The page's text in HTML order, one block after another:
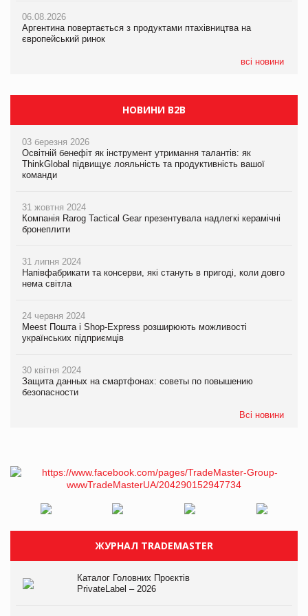
06.08.2026
Аргентина повертається з продуктами птахівництва на
європейський ринок
всі новини
Смачне поповнення дитячого меню: у VARUS з’явилися
новинки від ТМ ТОКЕРИ
06.08.2026
Аргентина повертається з продуктами птахівництва на
європейський ринок
НОВИНИ B2B
03 березня 2026
Освітній бенефіт як інструмент утримання талантів: як
ThinkGlobal підвищує лояльність та продуктивність вашої
команди
31 жовтня 2024
Компанія Rarog Tactical Gear презентувала надлегкі керамічні
бронеплити
31 липня 2024
Напівфабрикати та консерви, які стануть в пригоді, коли довго
нема світла
24 червня 2024
Meest Пошта і Shop-Express розширюють можливості
українських підприємців
30 квітня 2024
Защита данных на смартфонах: советы по повышению
безопасности
Всі новини
ЖУРНАЛ TRADEMASTER
Каталог Головних Проєктів
PrivateLabel – 2026